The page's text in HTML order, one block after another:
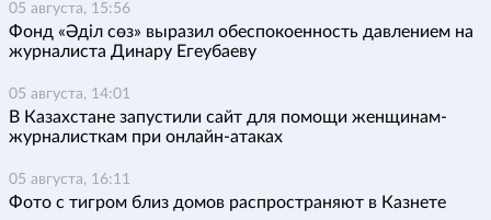
05 августа, 15:56
Фонд «Әділ сөз» выразил обеспокоенность давлением на
журналиста Динару Егеубаеву
05 августа, 14:01
В Казахстане запустили сайт для помощи женщинам-
журналисткам при онлайн-атаках
05 августа, 16:11
Фото с тигром близ домов распространяют в Казнете